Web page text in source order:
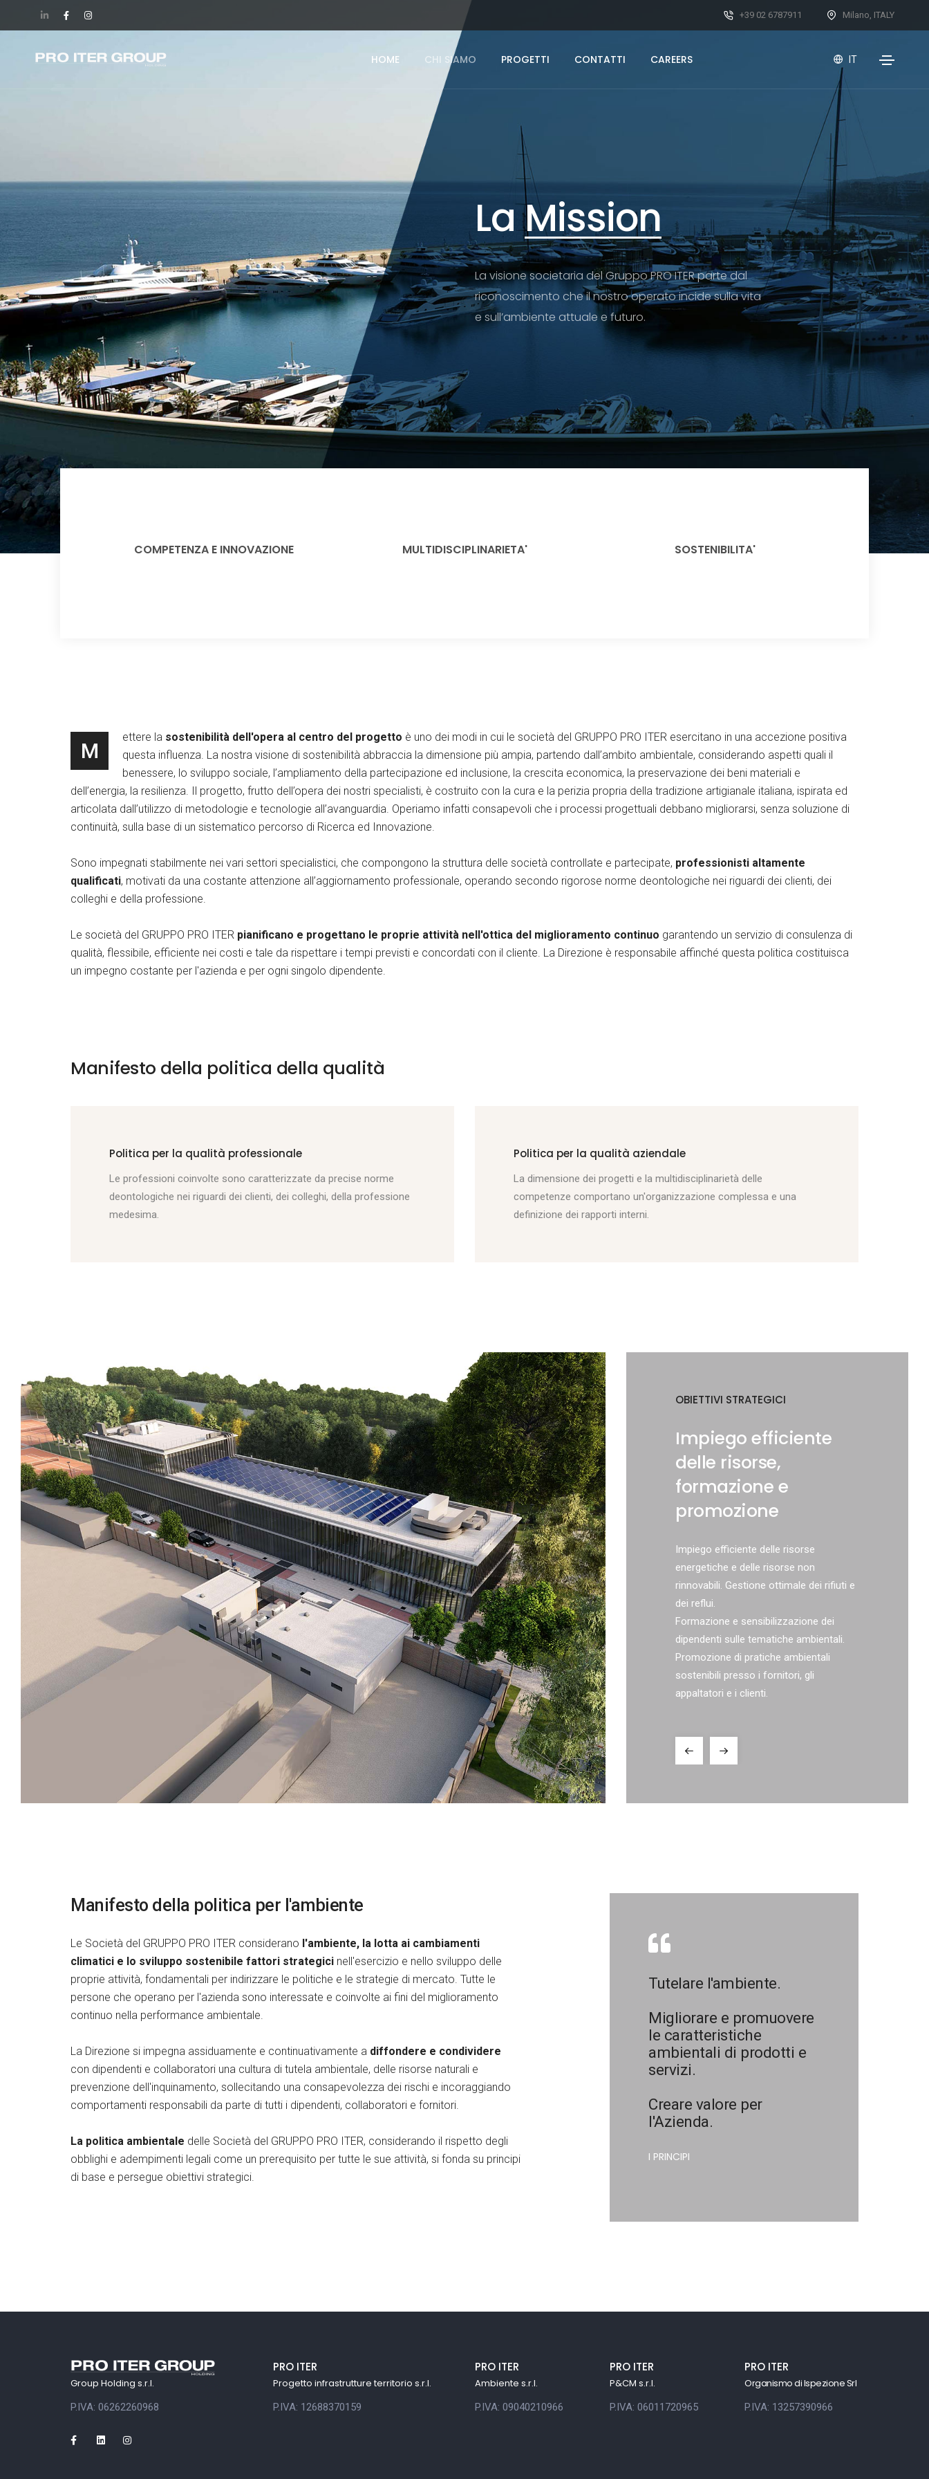
+39 02 6787911 Milano, ITALY
HOME CHI SIAMO PROGETTI CONTATTI CAREERS IT
LaMission
La visione societaria del Gruppo PRO ITER parte dal
riconoscimento che il nostro operato incide sulla vita
e sull’ambiente attuale e futuro.
COMPETENZA E INNOVAZIONE MULTIDISCIPLINARIETA' SOSTENIBILITA'
M
ettere la sostenibilità dell'opera al centro del progetto è uno dei modi in cui le società del GRUPPO PRO ITER esercitano in una accezione positiva
questa influenza. La nostra visione di sostenibilità abbraccia la dimensione più ampia, partendo dall’ambito ambientale, considerando aspetti quali il
benessere, lo sviluppo sociale, l’ampliamento della partecipazione ed inclusione, la crescita economica, la preservazione dei beni materiali e
dell’energia, la resilienza. Il progetto, frutto dell’opera dei nostri specialisti, è costruito con la cura e la perizia propria della tradizione artigianale italiana, ispirata ed
articolata dall’utilizzo di metodologie e tecnologie all’avanguardia. Operiamo infatti consapevoli che i processi progettuali debbano migliorarsi, senza soluzione di
continuità, sulla base di un sistematico percorso di Ricerca ed Innovazione.
Sono impegnati stabilmente nei vari settori specialistici, che compongono la struttura delle società controllate e partecipate, professionisti altamente
qualificati, motivati da una costante attenzione all’aggiornamento professionale, operando secondo rigorose norme deontologiche nei riguardi dei clienti, dei
colleghi e della professione.
Le società del GRUPPO PRO ITER pianificano e progettano le proprie attività nell'ottica del miglioramento continuo garantendo un servizio di consulenza di
qualità, flessibile, efficiente nei costi e tale da rispettare i tempi previsti e concordati con il cliente. La Direzione è responsabile affinché questa politica costituisca
un impegno costante per l'azienda e per ogni singolo dipendente.
Manifesto della politica della qualità
Politica per la qualità professionale
Le professioni coinvolte sono caratterizzate da precise norme
deontologiche nei riguardi dei clienti, dei colleghi, della professione
medesima.
Politica per la qualità aziendale
La dimensione dei progetti e la multidisciplinarietà delle
competenze comportano un'organizzazione complessa e una
definizione dei rapporti interni.
OBIETTIVI STRATEGICI
Prevenzione e
riduzione degli
impatti ambientali
Prediligendo, nella progettazione e nella
realizzazione di prodotti e servizi,
l'applicazione delle migliori tecnologie
disponibili a costi sostenibili e
promuovendo le migliori pratiche anche
nelle fasi di esecuzione ed esercizio.
OBIETTIVI STRATEGICI
Sistemi di Gestione
Ambientale
Applicazione di Sistemi di Gestione
Ambientale riconosciuti a livello
internazionale ispirati dal principio del
miglioramento continuo e definizione di
indici ambientali per misurare la
performance ambientale dell'intera
organizzazione.
OBIETTIVI STRATEGICI
Impiego efficiente
delle risorse,
formazione e
promozione
Impiego efficiente delle risorse
energetiche e delle risorse non
rinnovabili. Gestione ottimale dei rifiuti e
dei reflui.
Formazione e sensibilizzazione dei
dipendenti sulle tematiche ambientali.
Promozione di pratiche ambientali
sostenibili presso i fornitori, gli
appaltatori e i clienti.
Manifesto della politica per l'ambiente
Le Società del GRUPPO PRO ITER considerano l'ambiente, la lotta ai cambiamenti
climatici e lo sviluppo sostenibile fattori strategici nell'esercizio e nello sviluppo delle
proprie attività, fondamentali per indirizzare le politiche e le strategie di mercato. Tutte le
persone che operano per l'azienda sono interessate e coinvolte ai fini del miglioramento
continuo nella performance ambientale.
La Direzione si impegna assiduamente e continuativamente a diffondere e condividere
con dipendenti e collaboratori una cultura di tutela ambientale, delle risorse naturali e
prevenzione dell'inquinamento, sollecitando una consapevolezza dei rischi e incoraggiando
comportamenti responsabili da parte di tutti i dipendenti, collaboratori e fornitori.
La politica ambientale delle Società del GRUPPO PRO ITER, considerando il rispetto degli
obblighi e adempimenti legali come un prerequisito per tutte le sue attività, si fonda su principi
di base e persegue obiettivi strategici.
Tutelare l'ambiente.
Migliorare e promuovere
le caratteristiche
ambientali di prodotti e
servizi.
Creare valore per
l'Azienda.
I PRINCIPI
Group Holding s.r.l.
P.IVA: 06262260968
PRO ITER
Progetto infrastrutture territorio s.r.l.
P.IVA: 12688370159
PRO ITER
Ambiente s.r.l.
P.IVA: 09040210966
PRO ITER
P&CM s.r.l.
P.IVA: 06011720965
PRO ITER
Organismo di Ispezione Srl
P.IVA: 13257390966